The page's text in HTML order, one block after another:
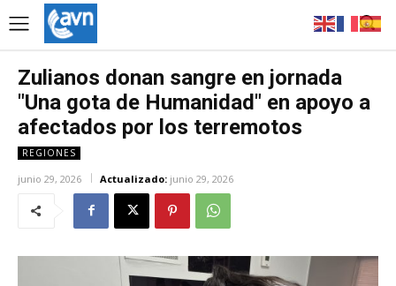
Zulianos donan sangre en jornada
"Una gota de Humanidad" en apoyo a
afectados por los terremotos
REGIONES
junio 29, 2026 Actualizado: junio 29, 2026